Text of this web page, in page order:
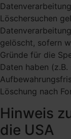
Löschersuchen
gelöscht, sofern
Gründe für die
Daten haben
Löschung nach
Hinweis
die USA